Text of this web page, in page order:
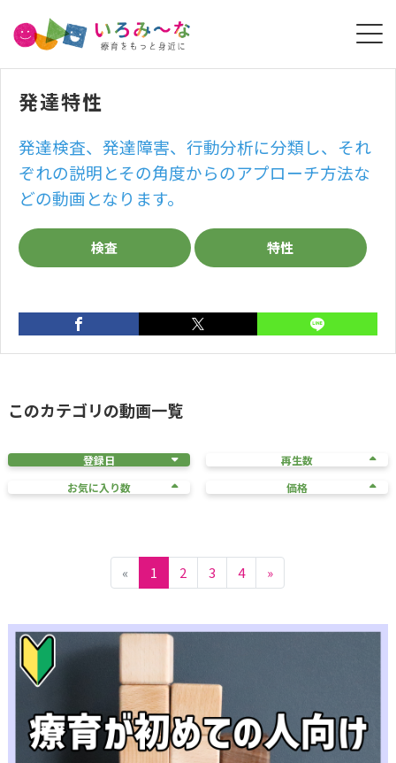
発達特性
発達検査、発達障害、行動分析に分類し、それ
ぞれの説明とその角度からのアプローチ方法な
どの動画となります。
検査 特性
このカテゴリの動画一覧
登録日
再生数
お気に入り数
価格
« 1 2 3 4 »